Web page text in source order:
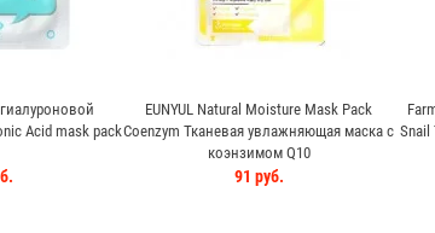
Acid mask pack
EUNYUL Natural Moisture Mask Pack
Coenzym Тканевая увлажняющая маска с
коэнзимом Q10
91 руб.
Snail